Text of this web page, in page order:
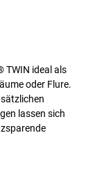
TWIN ideal als
oder Flure.
lassen sich